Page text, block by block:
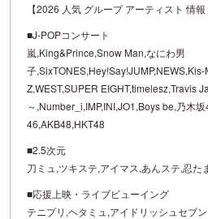
【2026 人気 グループ アーティスト 情報
■J-POPコンサート
嵐,King&Prince,Snow Man,なにわ男
子,SixTONES,Hey!Say!JUMP,NEWS,Kis-
Z,WEST,SUPER EIGHT,timelesz,Travis
～,Number_i,IMP,INI,JO1,Boys be,乃木
46,AKB48,HKT48
■2.5次元
刀ミュ,ツキステ,アイマス,あんステ,忍た
■応援上映・ライブビューイング
テニプリ,ヘタミュ,アイドリッシュセブ